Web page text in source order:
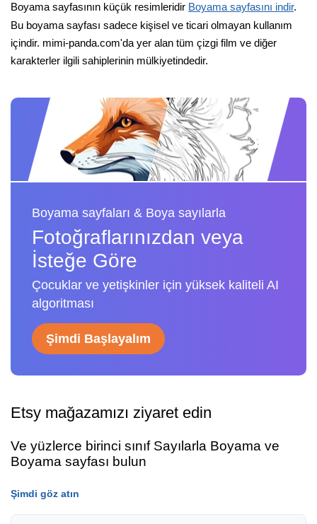
Boyama sayfasının küçük resimleridir Boyama sayfasını indir.
Bu boyama sayfası sadece kişisel ve ticari olmayan kullanım
içindir. mimi-panda.com'da yer alan tüm çizgi film ve diğer
karakterler ilgili sahiplerinin mülkiyetindedir.
Boyama sayfaları & Boya sayılarla
Fotoğraflarınızdan veya
İsteğe Göre
Çocuklar ve yetişkinler için yüksek kaliteli AI
algoritması
Şimdi Başlayalım
Etsy mağazamızı ziyaret edin
Ve yüzlerce birinci sınıf Sayılarla Boyama ve
Boyama sayfası bulun
Şimdi göz atın